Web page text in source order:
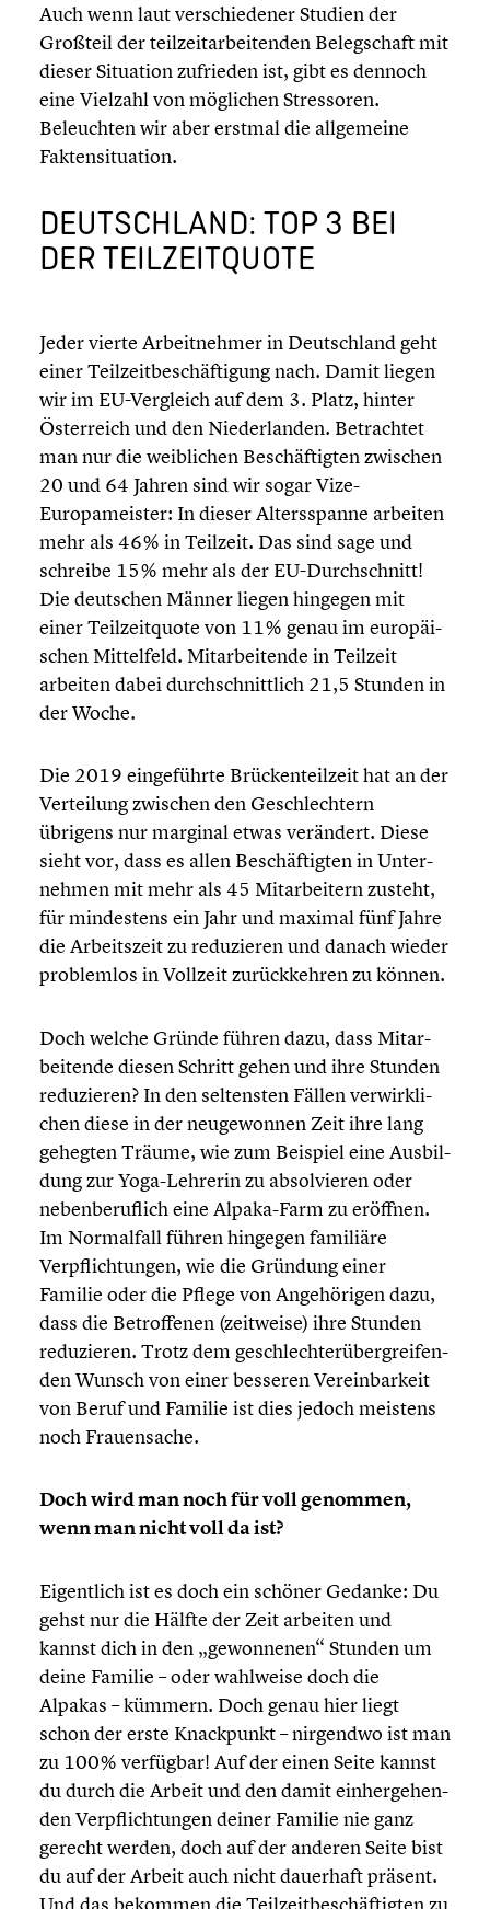
Auch wenn laut verschie­de­ner Studien der
Großteil der teilzeit­ar­bei­ten­den Beleg­schaft mit
dieser Situation zufrieden ist, gibt es dennoch
eine Vielzahl von möglichen Stres­so­ren.
Beleuch­ten wir aber erstmal die allge­meine
Fakten­si­tua­tion.
DEUTSCH­LAND: TOP 3 BEI
DER TEILZEIT­QUOTE
Jeder vierte Arbeit­neh­mer in Deutsch­land geht
einer Teilzeit­be­schäf­ti­gung nach. Damit liegen
wir im EU-Vergleich auf dem 3. Platz, hinter
Öster­reich und den Nieder­lan­den. Betrach­tet
man nur die weibli­chen Beschäf­tig­ten zwischen
20 und 64 Jahren sind wir sogar Vize-
Europameister: In dieser Alters­spanne arbeiten
mehr als 46% in Teilzeit. Das sind sage und
schreibe 15% mehr als der EU-Durchschnitt!
Die deutschen Männer liegen hingegen mit
einer Teilzeit­quote von 11% genau im europäi­
schen Mittel­feld. Mitar­bei­tende in Teilzeit
arbeiten dabei durch­schnitt­lich 21,5 Stunden in
der Woche.
Die 2019 einge­führte Brücken­teil­zeit hat an der
Vertei­lung zwischen den Geschlech­tern
übrigens nur marginal etwas verändert. Diese
sieht vor, dass es allen Beschäf­tig­ten in Unter­
neh­men mit mehr als 45 Mitar­bei­tern zusteht,
für mindes­tens ein Jahr und maximal fünf Jahre
die Arbeits­zeit zu reduzie­ren und danach wieder
problem­los in Vollzeit zurück­keh­ren zu können.
Doch welche Gründe führen dazu, dass Mitar­
bei­tende diesen Schritt gehen und ihre Stunden
reduzie­ren? In den seltens­ten Fällen verwirk­li­
chen diese in der neuge­won­nen Zeit ihre lang
gehegten Träume, wie zum Beispiel eine Ausbil­
dung zur Yoga-Lehrerin zu absol­vie­ren oder
neben­be­ruf­lich eine Alpaka-Farm zu eröffnen.
Im Normal­fall führen hingegen familiäre
Verpflich­tun­gen, wie die Gründung einer
Familie oder die Pflege von Angehö­ri­gen dazu,
dass die Betrof­fe­nen (zeitweise) ihre Stunden
reduzie­ren. Trotz dem geschlech­ter­über­grei­fen­
den Wunsch von einer besseren Verein­bar­keit
von Beruf und Familie ist dies jedoch meistens
noch Frauen­sa­che.
Doch wird man noch für voll genommen,
wenn man nicht voll da ist?
Eigent­lich ist es doch ein schöner Gedanke: Du
gehst nur die Hälfte der Zeit arbeiten und
kannst dich in den „gewon­ne­nen“ Stunden um
deine Familie – oder wahlweise doch die
Alpakas – kümmern. Doch genau hier liegt
schon der erste Knack­punkt – nirgendwo ist man
zu 100% verfügbar! Auf der einen Seite kannst
du durch die Arbeit und den damit einher­ge­hen­
den Verpflich­tun­gen deiner Familie nie ganz
gerecht werden, doch auf der anderen Seite bist
du auf der Arbeit auch nicht dauerhaft präsent.
Und das bekommen die Teilzeit­be­schäf­tig­ten zu